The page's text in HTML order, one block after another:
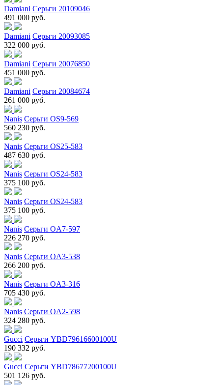
Damiani Серьги 20109046
491 000 руб.
Damiani Серьги 20093085
322 000 руб.
Damiani Серьги 20076850
451 000 руб.
Damiani Серьги 20084674
261 000 руб.
Nanis Серьги OS9-569
560 230 руб.
Nanis Серьги OS25-583
487 630 руб.
Nanis Серьги OS24-583
375 100 руб.
Nanis Серьги OS24-583
375 100 руб.
Nanis Серьги OA7-597
226 270 руб.
Nanis Серьги OA3-538
266 200 руб.
Nanis Серьги OA3-316
705 430 руб.
Nanis Серьги OA2-598
324 280 руб.
Gucci Серьги YBD79616600100U
190 332 руб.
Gucci Серьги YBD78677200100U
501 126 руб.